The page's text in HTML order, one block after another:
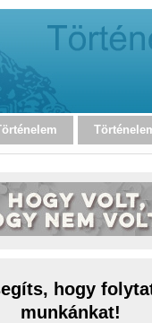
hogy
munkánkat!